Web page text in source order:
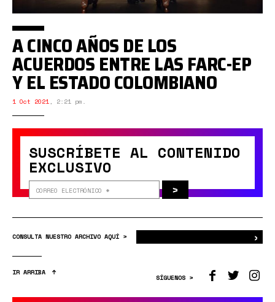
SUSCRÍBETE AL CONTENIDO
EXCLUSIVO
>
A CINCO AÑOS DE LOS
ACUERDOS ENTRE LAS FARC-EP
Y EL ESTADO COLOMBIANO
1 Oct 2021, 2:21 pm.
CONSULTA NUESTRO ARCHIVO AQUÍ > ›
IR ARRIBA
SÍGUENOS >